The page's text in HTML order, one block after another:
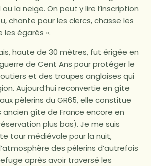
la neige. On peut y lire l’inscription
chante pour les clercs, chasse les
les égarés ».
haute de 30 mètres, fut érigée en
de Cent Ans pour protéger le
et des troupes anglaises qui
Aujourd’hui reconvertie en gîte
pèlerins du GR65, elle constitue
gîte de France encore en
plus bas). Je me suis
tour médiévale pour la nuit,
des pèlerins d’autrefois
après avoir traversé les